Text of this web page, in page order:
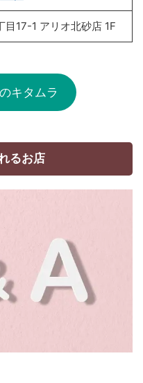
目17-1 アリオ北砂店 1F
キタムラ
るお店